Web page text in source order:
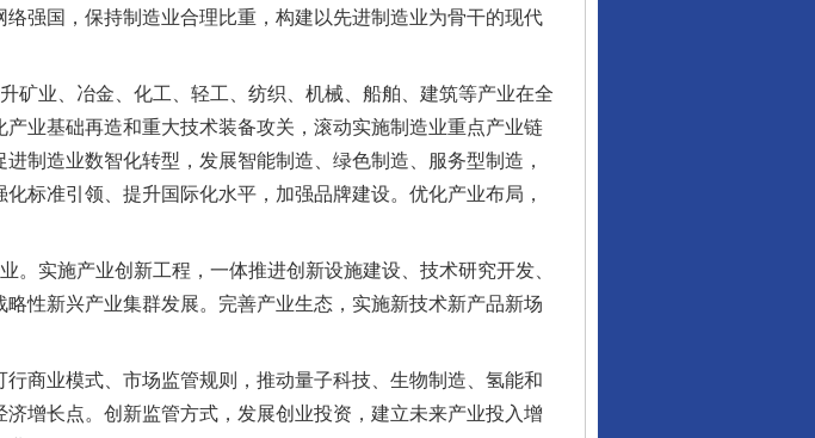
强国，保持制造业合理比重，构建以先进制造业为骨干的现代
业、冶金、化工、轻工、纺织、机械、船舶、建筑等产业在全
业基础再造和重大技术装备攻关，滚动实施制造业重点产业链
制造业数智化转型，发展智能制造、绿色制造、服务型制造，
标准引领、提升国际化水平，加强品牌建设。优化产业布局，
实施产业创新工程，一体推进创新设施建设、技术研究开发、
性新兴产业集群发展。完善产业生态，实施新技术新产品新场
业模式、市场监管规则，推动量子科技、生物制造、氢能和
增长点。创新监管方式，发展创业投资，建立未来产业投入增